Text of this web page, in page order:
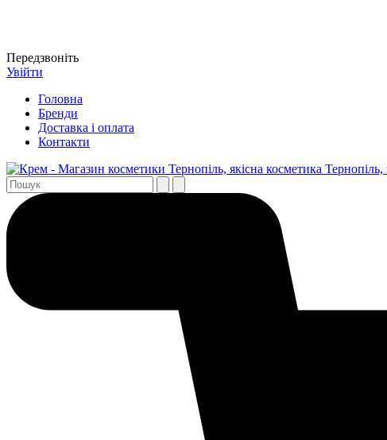
Передзвоніть
Увійти
Головна
Бренди
Доставка і оплата
Контакти